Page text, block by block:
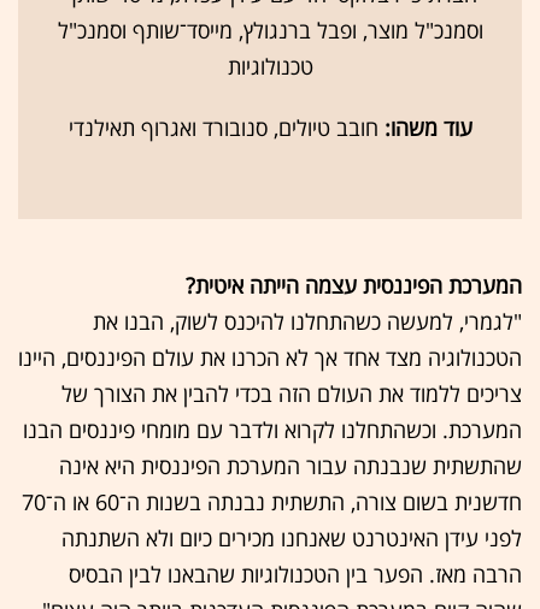
וסמנכ"ל מוצר, ופבל ברנגולץ, מייסד־שותף וסמנכ"ל
טכנולוגיות
עוד משהו: חובב טיולים, סנובורד ואגרוף תאילנדי
המערכת הפיננסית עצמה הייתה איטית?
"לגמרי, למעשה כשהתחלנו להיכנס לשוק, הבנו את
הטכנולוגיה מצד אחד אך לא הכרנו את עולם הפיננסים, היינו
צריכים ללמוד את העולם הזה בכדי להבין את הצורך של
המערכת. וכשהתחלנו לקרוא ולדבר עם מומחי פיננסים הבנו
שהתשתית שנבנתה עבור המערכת הפיננסית היא אינה
חדשנית בשום צורה, התשתית נבנתה בשנות ה־60 או ה־70
לפני עידן האינטרנט שאנחנו מכירים כיום ולא השתנתה
הרבה מאז. הפער בין הטכנולוגיות שהבאנו לבין הבסיס